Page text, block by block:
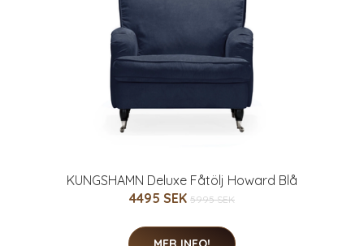
KUNGSHAMN Deluxe Fåtölj Howard Blå
4495 SEK 5995 SEK